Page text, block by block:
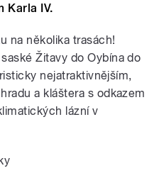
Karla IV.
na několika trasách!
Žitavy do Oybína do
nejatraktivnějším,
a kláštera s odkazem
lázní v